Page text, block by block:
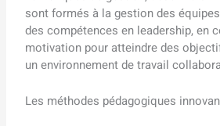
sont formés à la gestion des
des compétences en leadership, en
motivation pour atteindre des
un environnement de travail
Les méthodes pédagogiques